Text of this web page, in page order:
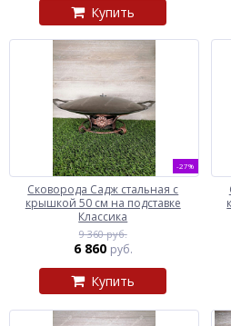
Купить
-27%
Сковорода Садж стальная с
крышкой 50 см на подставке
Классика
9 360 руб.
6 860 руб.
Купить